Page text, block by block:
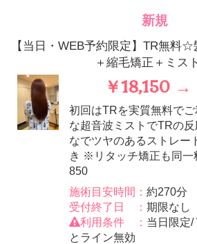
新規
【当日・WEB予約限定】TR無
＋縮毛矯正＋ミス
￥18,150 →
初回はTRを実質無料で
な超音波ミストでTRの
なでツヤのあるストレ
き ※リタッチ矯正も同
850
施術目安時間： 約270分
受付終了日 ： 期限なし
利用条件 ： 当日限定/
とライン無効